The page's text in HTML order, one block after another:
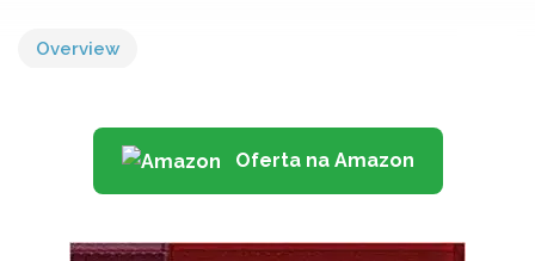
Overview
Oferta na Amazon